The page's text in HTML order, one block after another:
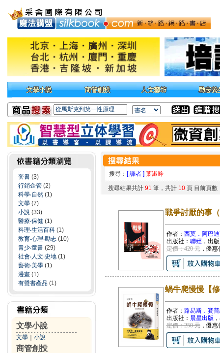
套書 (3)
行銷企管 (2)
科學‧自然 (1)
文學 (7)
小說 (33)
醫療‧保健 (1)
料理‧生活百科 (1)
教育‧心理‧勵志 (10)
青少‧童書 (29)
社會‧人文‧史地 (1)
藝術‧美學 (1)
漫畫 (1)
有聲書產品 (1)
文學小說
文學 小說
商管創投
搜尋： [ 譯者 ] 葉淑吟
搜尋結果共計 91 筆，共計 10頁 目前頁數
戰爭討厭的事
作者： 西莫．阿巴
出版社： 聯經，出
定價：420 元，優惠
蝸牛爬慢慢【
作者： 路易斯．賽
出版社： 晨星出版
定價：250 元，優惠